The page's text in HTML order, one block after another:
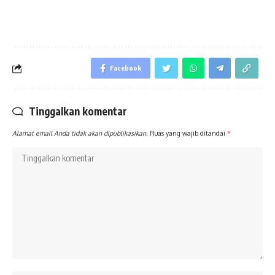
Facebook
Tinggalkan komentar
Alamat email Anda tidak akan dipublikasikan. Ruas yang wajib ditandai *